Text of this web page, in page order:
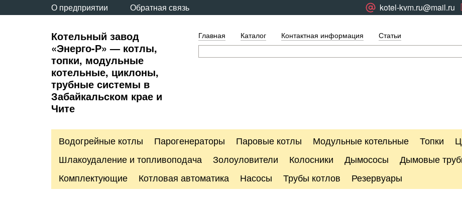
О предприятии Обратная связь kotel-kvm.ru@mail.ru
Котельный завод
«Энерго-Р» — котлы,
топки, модульные
котельные, циклоны,
трубные системы в
Забайкальском крае и
Чите
Главная Каталог Контактная информация Статьи
Водогрейные котлы Парогенераторы Паровые котлы Модульные котельные Топки
Шлакоудаление и топливоподача
Золоуловители Колосники Дымососы Дымовые
Комплектующие
Котловая автоматика Насосы Трубы котлов Резервуары